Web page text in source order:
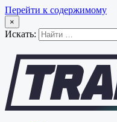
Перейти к содержимому
×
Искать: